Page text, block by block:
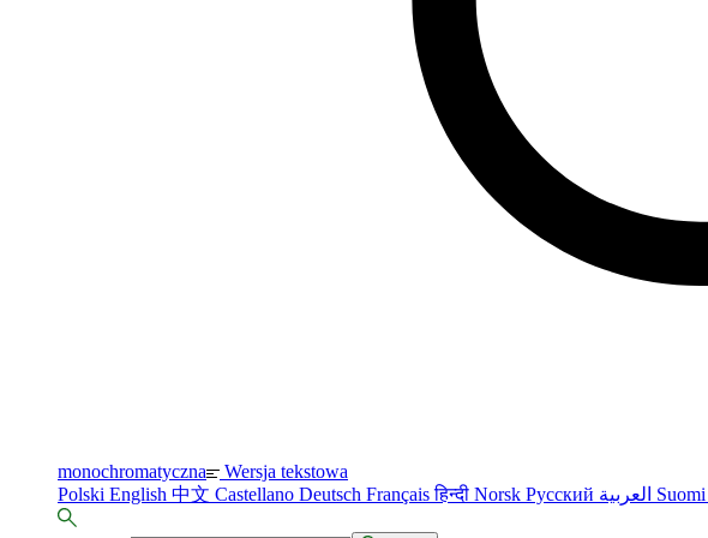
monochromatyczna Wersja tekstowa
Polski English 中文 Castellano Deutsch Françaisहिन्दी Norsk Русский Suomi